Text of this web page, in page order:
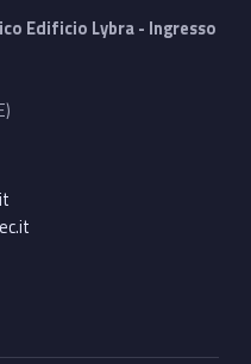
Edificio Lybra - Ingresso